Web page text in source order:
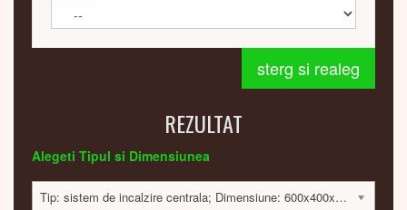
sterg si realeg
REZULTAT
Alegeti Tipul si Dimensiunea
Tip: sistem de incalzire centrala; Dimensiune: 600x400x40 mm; 359 Watt; 9449 lei